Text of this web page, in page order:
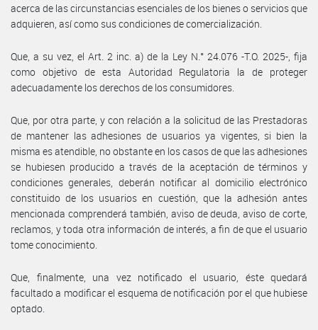
acerca de las circunstancias esenciales de los bienes o servicios que
adquieren, así como sus condiciones de comercialización.
Que, a su vez, el Art. 2 inc. a) de la Ley N.° 24.076 -T.O. 2025-, fija
como objetivo de esta Autoridad Regulatoria la de proteger
adecuadamente los derechos de los consumidores.
Que, por otra parte, y con relación a la solicitud de las Prestadoras
de mantener las adhesiones de usuarios ya vigentes, si bien la
misma es atendible, no obstante en los casos de que las adhesiones
se hubiesen producido a través de la aceptación de términos y
condiciones generales, deberán notificar al domicilio electrónico
constituido de los usuarios en cuestión, que la adhesión antes
mencionada comprenderá también, aviso de deuda, aviso de corte,
reclamos, y toda otra información de interés, a fin de que el usuario
tome conocimiento.
Que, finalmente, una vez notificado el usuario, éste quedará
facultado a modificar el esquema de notificación por el que hubiese
optado.